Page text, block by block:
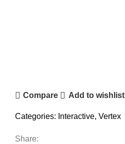
Compare Add to wishlist
Categories: Interactive, Vertex
Share: